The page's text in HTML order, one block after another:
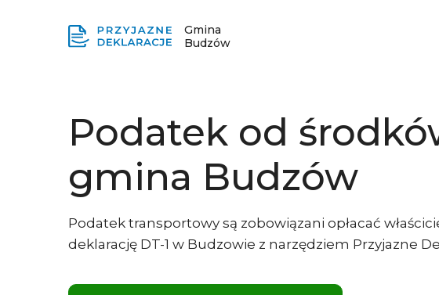
Gmina
Budzów
Podatek od
gmina Budzów
Podatek transportowy są zobowiązani opłacać
deklarację DT-1 w Budzowie z narzędziem Przyjazne